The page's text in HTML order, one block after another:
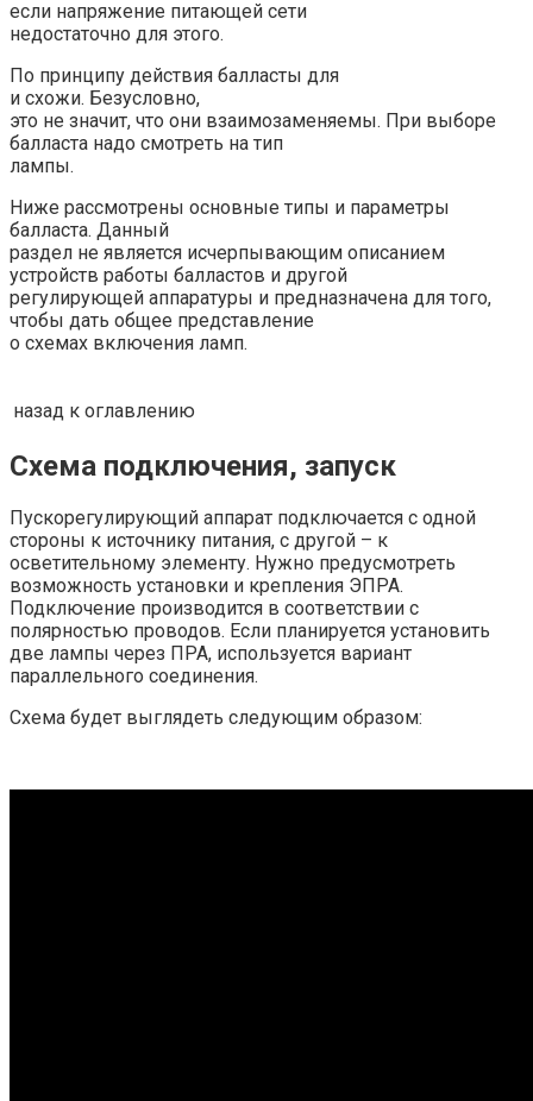
если напряжение питающей сети
недостаточно для этого.
По принципу действия балласты для
и схожи. Безусловно,
это не значит, что они взаимозаменяемы. При выборе
балласта надо смотреть на тип
лампы.
Ниже рассмотрены основные типы и параметры
балласта. Данный
раздел не является исчерпывающим описанием
устройств работы балластов и другой
регулирующей аппаратуры и предназначена для того,
чтобы дать общее представление
о схемах включения ламп.
назад к оглавлению
Схема подключения, запуск
Пускорегулирующий аппарат подключается с одной
стороны к источнику питания, с другой – к
осветительному элементу. Нужно предусмотреть
возможность установки и крепления ЭПРА.
Подключение производится в соответствии с
полярностью проводов. Если планируется установить
две лампы через ПРА, используется вариант
параллельного соединения.
Схема будет выглядеть следующим образом: